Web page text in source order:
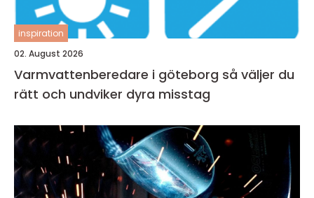
inspiration
02. August 2026
Varmvattenberedare i göteborg så väljer du
rätt och undviker dyra misstag